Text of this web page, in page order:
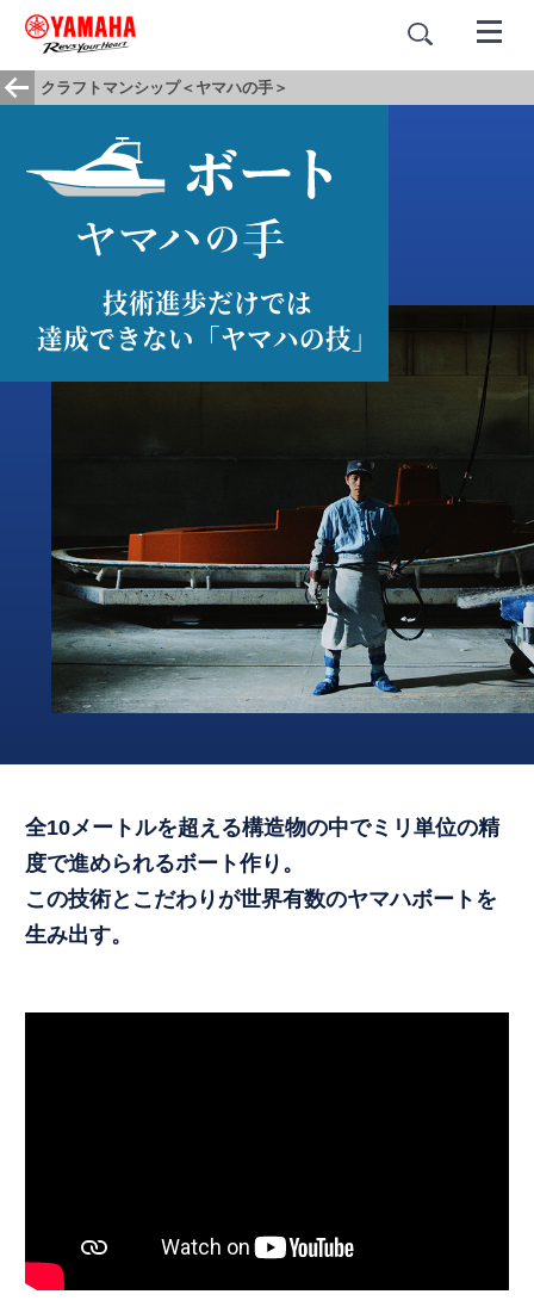
クラフトマンシップ＜ヤマハの手＞
技術進歩だけでは
達成できない「ヤマハの技」
全10メートルを超える構造物の中でミリ単位の精
度で進められるボート作り。
この技術とこだわりが世界有数のヤマハボートを
生み出す。